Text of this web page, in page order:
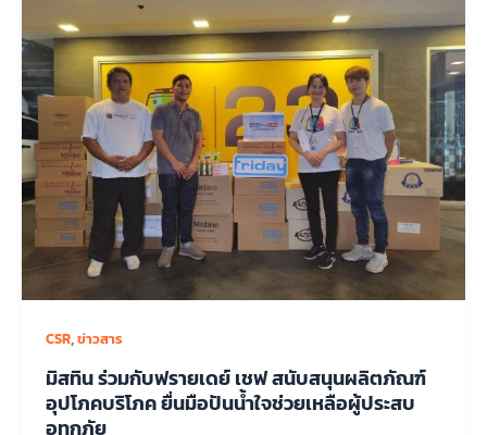
CSR,ข่าวสาร
มิสทิน ร่วมกับฟรายเดย์ เชฟ สนับสนุนผลิตภัณฑ์
อุปโภคบริโภค ยื่นมือปันน้ำใจช่วยเหลือผู้ประสบ
อุทกภัย